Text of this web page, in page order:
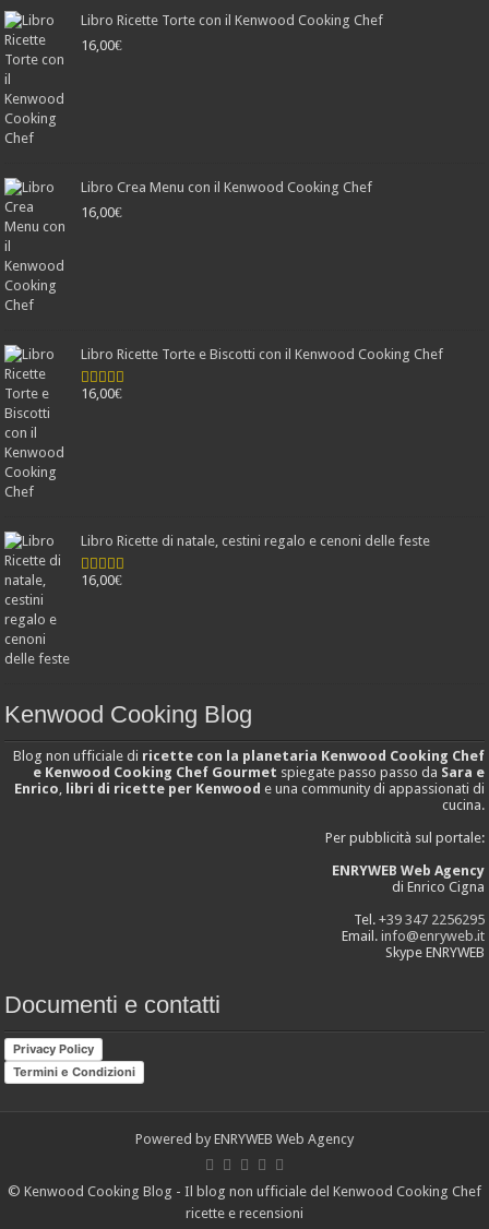
Libro Ricette Torte con il Kenwood Cooking Chef
16,00€
Libro Crea Menu con il Kenwood Cooking Chef
16,00€
Libro Ricette Torte e Biscotti con il Kenwood Cooking Chef
Valutato
16,00€
Libro Ricette di natale, cestini regalo e cenoni delle feste
Valutato
16,00€
Kenwood Cooking Blog
Blog non ufficiale di ricette con la planetaria Kenwood Cooking Chef
e Kenwood Cooking Chef Gourmet spiegate passo passo da Sara e
Enrico
libri di ricette per Kenwood e una community di appassionati di
cucina.
Per pubblicità sul portale:
ENRYWEB Web Agency
di Enrico Cigna
Tel. +39 347 2256295
Email. info@enryweb.it
Skype ENRYWEB
Documenti e contatti
Privacy Policy
Termini e Condizioni
Powered by ENRYWEB Web Agency
© Kenwood Cooking Blog - Il blog non ufficiale del Kenwood Cooking Chef
ricette e recensioni